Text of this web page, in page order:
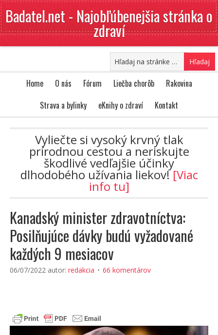
Badatel.net - Najobľúbenejšia stránka o
zdraví
Home O nás Fórum Liečba chorôb
Rakovina
Strava a bylinky
eKnihy o zdraví Kontakt
Vyliečte si vysoký krvný tlak
prírodnou cestou a neriskujte
škodlivé vedľajšie účinky
dlhodobého užívania liekov![Viac
info tu]
Kanadský minister zdravotníctva:
Posilňujúce dávky budú vyžadované
každých 9 mesiacov
06/07/2022 autor: redakcia 66 komentárov